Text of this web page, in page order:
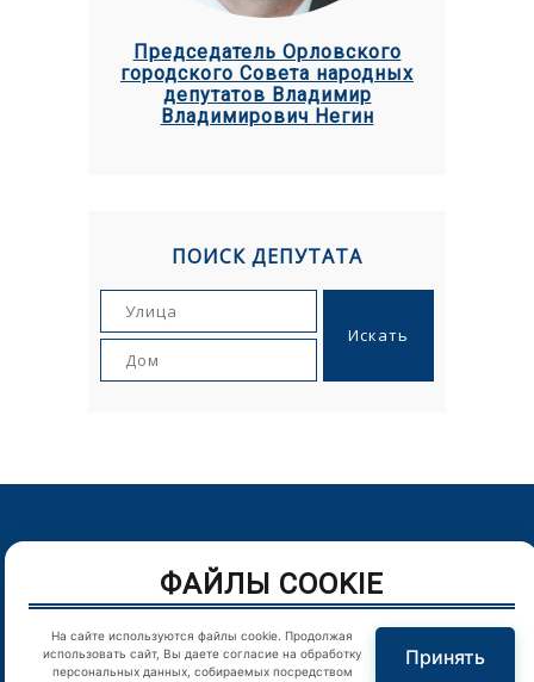
Председатель Орловского
городского Совета народных
депутатов Владимир
Владимирович Негин
ПОИСК ДЕПУТАТА
Пролетарская гора, д. 1. Телефон: (4862) 43-25-54
Цитирование в Интернете материалов сайта возможно
только при наличии гиперссылки
ФАЙЛЫ COOKIE
На сайте используются файлы cookie. Продолжая
использовать сайт, Вы даете согласие на обработку
персональных данных, собираемых посредством
Принять